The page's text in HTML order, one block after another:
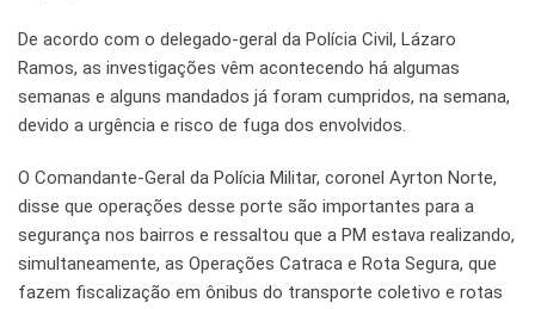
De acordo com o delegado-geral da Polícia Civil, Lázaro
Ramos, as investigações vêm acontecendo há algumas
semanas e alguns mandados já foram cumpridos, na semana,
devido a urgência e risco de fuga dos envolvidos.
O Comandante-Geral da Polícia Militar, coronel Ayrton Norte,
disse que operações desse porte são importantes para a
segurança nos bairros e ressaltou que a PM estava realizando,
simultaneamente, as Operações Catraca e Rota Segura, que
fazem fiscalização em ônibus do transporte coletivo e rotas